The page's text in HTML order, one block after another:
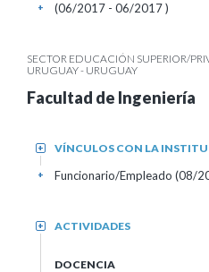
(06/2017 - 06/2017 )
+
SECTOR EDUCACIÓN SUPERIOR/
URUGUAY - URUGUAY
Facultad de Ingeniería
VÍNCULOS CON LA
+
Funcionario/Empleado (08/
+
ACTIVIDADES
+
DOCENCIA